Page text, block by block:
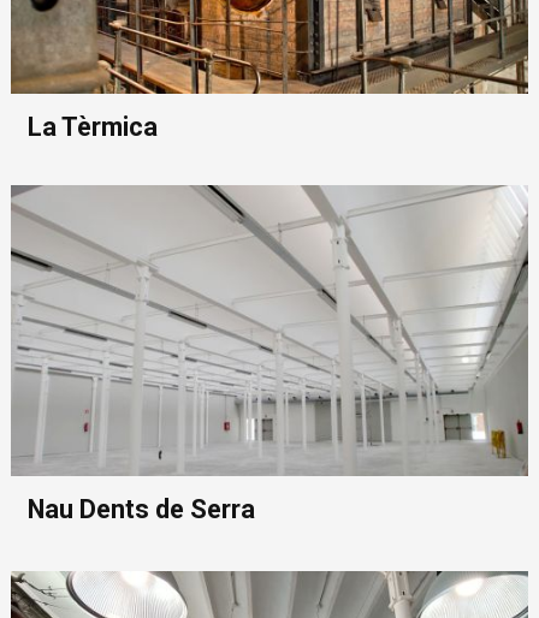
La Tèrmica
Nau Dents de Serra